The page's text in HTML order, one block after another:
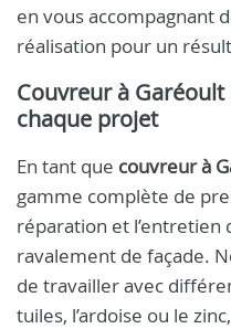
en vous accompagnant
réalisation pour un
Couvreur à
chaque projet
En tant que couvreur à
gamme complète de
réparation et l’entretien
ravalement de façade.
de travailler avec
tuiles, l’ardoise ou le